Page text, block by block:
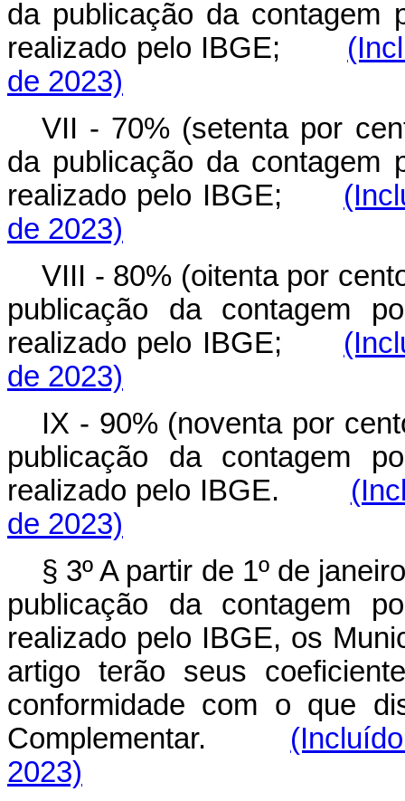
da publicação da contagem
realizado pelo IBGE;
de 2023)
VII - 70% (setenta por
da publicação da contagem
realizado pelo IBGE;
de 2023)
VIII - 80% (oitenta por
publicação da contagem
realizado pelo IBGE;
de 2023)
IX - 90% (noventa por
publicação da contagem
realizado pelo IBGE.
de 2023)
§ 3º A partir de 1º de
publicação da contagem
realizado pelo IBGE, os
artigo terão seus
conformidade com o que
Complementar.
2023)